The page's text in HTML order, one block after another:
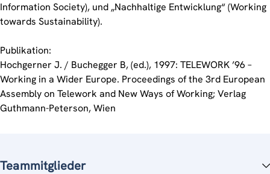
Information Society), und „Nachhaltige Entwicklung“ (Working
towards Sustainability).
Publikation:
Hochgerner J. / Buchegger B, (ed.), 1997: TELEWORK ’96 –
Working in a Wider Europe. Proceedings of the 3rd European
Assembly on Telework and New Ways of Working; Verlag
Guthmann-Peterson, Wien
Teammitglieder